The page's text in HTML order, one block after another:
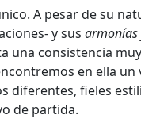
A pesar de su
y sus
una consistencia
en ella un
diferentes, fieles
de partida.